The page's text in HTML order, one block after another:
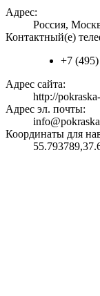
Адрес:
Россия,
Контактный(е)
+7
Адрес сайта:
http://
Адрес эл. почты:
Координаты для